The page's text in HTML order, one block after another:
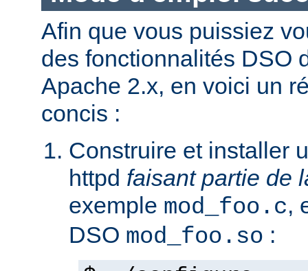
Afin que vous puissiez
des fonctionnalités DSO
Apache 2.x, en voici un
concis :
Construire et installer
httpd faisant partie de
exemple mod_foo.c,
DSO mod_foo.so :